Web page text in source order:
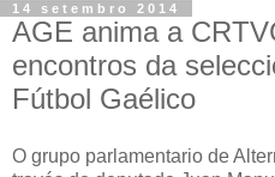
14 setembro 2014
AGE anima a
encontros da
Fútbol Gaélico
O grupo parlamentario de